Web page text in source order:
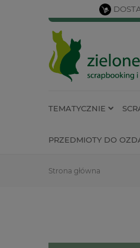
TEMATYCZNIE
PRZEDMIOTY DO
Strona główna